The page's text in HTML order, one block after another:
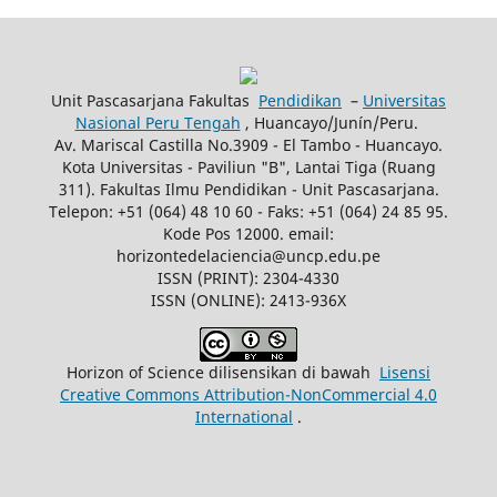
Unit Pascasarjana Fakultas Pendidikan – Universitas
Nasional Peru Tengah , Huancayo/Junín/Peru.
Av. Mariscal Castilla No.3909 - El Tambo - Huancayo.
Kota Universitas - Paviliun "B", Lantai Tiga (Ruang
311). Fakultas Ilmu Pendidikan - Unit Pascasarjana.
Telepon: +51 (064) 48 10 60 - Faks: +51 (064) 24 85 95.
Kode Pos 12000. email:
horizontedelaciencia@uncp.edu.pe
ISSN (PRINT): 2304-4330
ISSN (ONLINE): 2413-936X
Horizon of Science dilisensikan di bawah Lisensi
Creative Commons Attribution-NonCommercial 4.0
International .